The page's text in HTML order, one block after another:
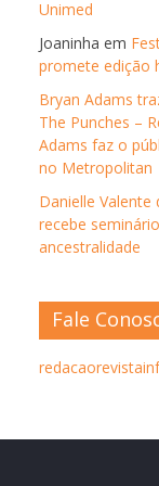
Unimed
Joaninha em
promete edição
Bryan Adams
The Punches –
Adams faz o
no Metropolitan
Danielle Valente
recebe
ancestralidade
Fale